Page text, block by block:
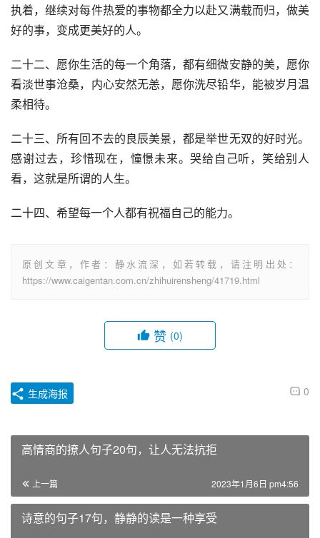
执着，继续对每件热爱的事物都全力以赴又满载而归，做美
好的事，变成更美好的人。
二十二、愿你生活的每一个角落，都有细微安静的美，愿你
看淡世事沧桑，内心安然无恙，愿你洗尽铅华，能被岁月温
柔相待。
二十三、所有回不去的良辰美景，都是举世无双的好时光。
感谢过去，珍惜现在，憧憬未来。哭给自己听，笑给别人
看，这就是所谓的人生。
二十四、希望每一个人都有祝福自己的能力。
原创文章，作者：静水流深，如若转载，请注明出处：
https://www.caigentan.com.cn/zhihuirensheng/41719.html
赞 (0)
0
生成海报
高情商的撩人句子20句，让人无法抗拒
上一篇 2023年1月6日 pm4:56
诗意的句子17句，静静的读是一种享受